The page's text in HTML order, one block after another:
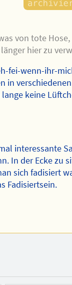
von tote
hier zu
fei-wenn-ihr-
in
keine
interessante
In der Ecke zu
sich fadisiert
Fadisiertsein.